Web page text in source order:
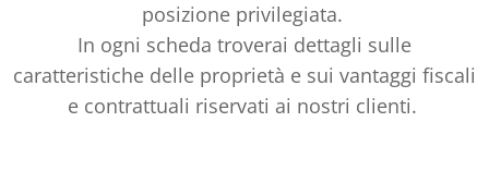
posizione privilegiata.
In ogni scheda troverai dettagli sulle
caratteristiche delle proprietà e sui vantaggi fiscali
e contrattuali riservati ai nostri clienti.